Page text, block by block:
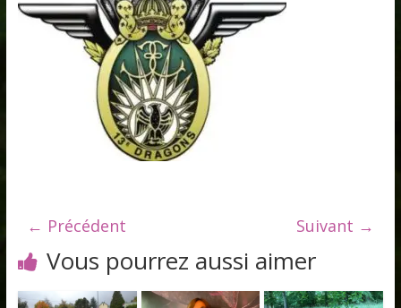
← Précédent Suivant →
Vous pourrez aussi aimer